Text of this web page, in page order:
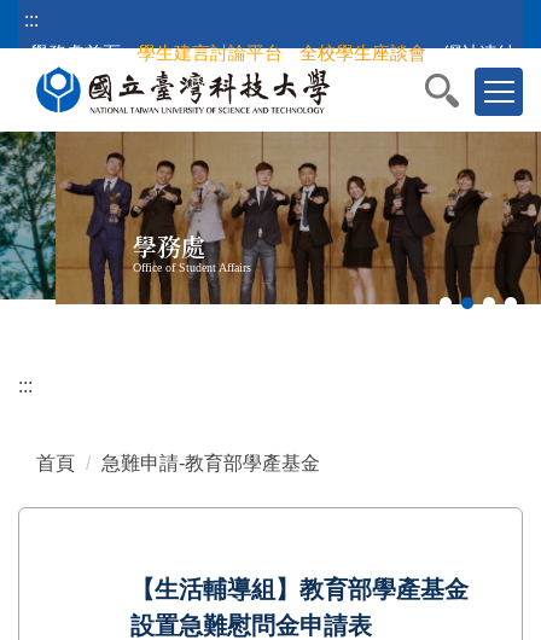
跳
到
內
容
區
塊
:::
學務處首頁
學生建言討論平台 全校學生座談會 網站連結
學務處
Office of Student Affairs
:::
首頁 急難申請-教育部學產基金
【生活輔導組】教育部學產基金
設置急難慰問金申請表